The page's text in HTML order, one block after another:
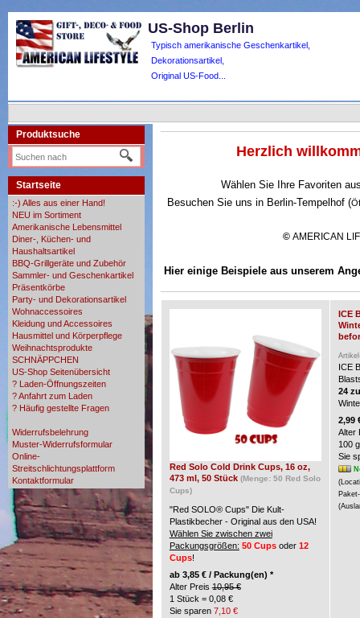
US-Shop Berlin
Typisch amerikanische Geschenkartikel,
Dekorationsartikel,
Original US-Food...
Produktsuche
Startseite
:-) Alles aus einer Hand!
NEU im Sortiment
Amerikanische Lebensmittel
Diner-, Küchen- und
Haushaltsartikel
BBQ-Grillgeräte und Zubehör
Sammler- und Geschenkartikel
Präsentkörbe
Party- und Dekorationsartikel
Wohnaccessoires
Kleidung und Accessoires
Hausmittel und Körperpflege
Weihnachtsprodukte
SCHNÄPPCHEN
US-Shop Seitenübersicht
? Laden-Öffnungszeiten
? Anfahrt zum Laden
? Häufig gestellte Fragen
Widerrufsbelehrung
Muster-Widerrufsformular
Online-
Streitschlichtungsplattform
Kontaktformular
Herzlich
Wählen Sie Ihre Favoriten
Besuchen Sie uns in Berlin-Tempelhof (
© AMERICAN
Hier einige Beispiele aus unserem
Red Solo Cold Drink Cups, 16 oz,
473 ml, 50 Stück (Menge: 50 Red Solo
Cups)
"Red SOLO® Cups" Die Kult-
Plastikbecher - Original aus den USA!
Wählen Sie zwischen zwei
Packungsgrößen: 50 Cupsoder 12
Cups!
ab 3,85 € / Packung(en) *
Alter Preis 10,95 €
1 Stück = 0,08 €
Sie sparen 7,10 €
ICE
ICE
24
2,99
Alter
100
Sie